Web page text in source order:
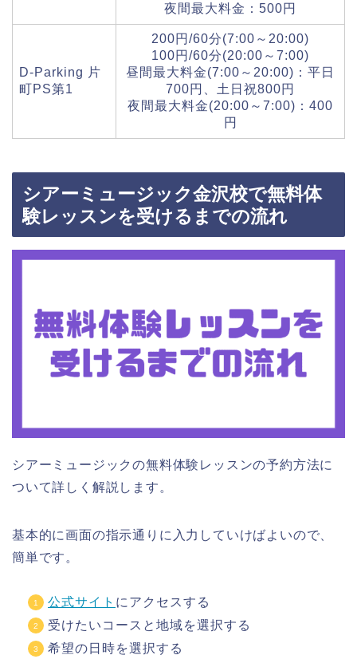
夜間最大料金：500円
D-Parking 片
町PS第1
200円/60分(7:00～20:00)
100円/60分(20:00～7:00)
昼間最大料金(7:00～20:00)：平日
700円、土日祝800円
夜間最大料金(20:00～7:00)：400
円
シアーミュージック金沢校で無料体
験レッスンを受けるまでの流れ
シアーミュージックの無料体験レッスンの予約方法に
ついて詳しく解説します。
基本的に画面の指示通りに入力していけばよいので、
簡単です。
公式サイト にアクセスする
受けたいコースと地域を選択する
希望の日時を選択する